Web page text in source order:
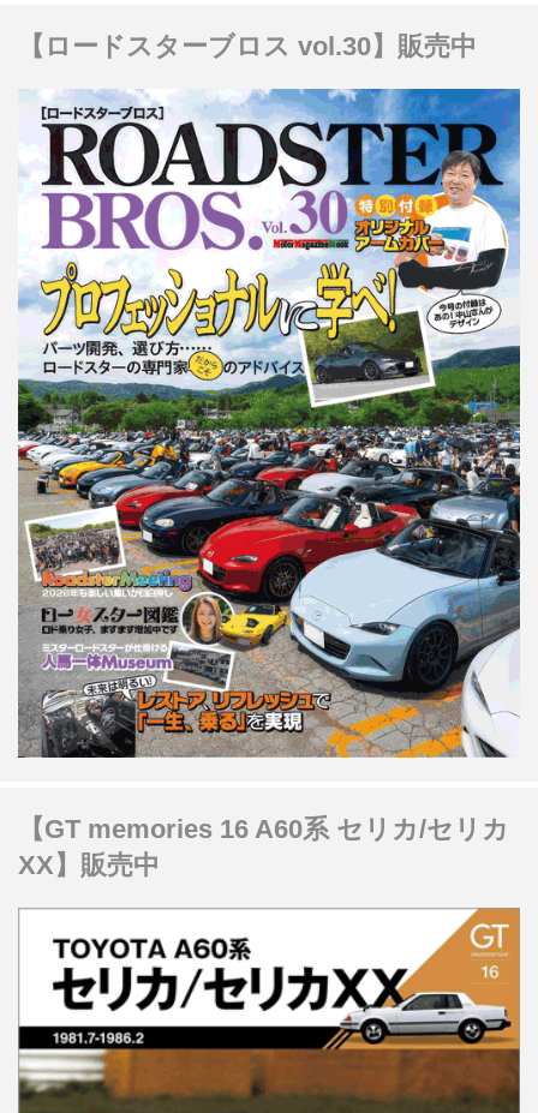
【ロードスターブロス vol.30】販売中
【GT memories 16 A60系 セリカ/セリカ
XX】販売中